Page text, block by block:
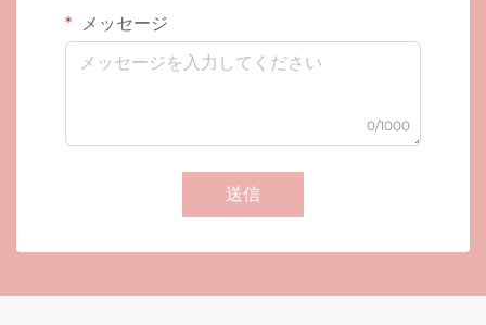
メッセージ
0/1000
送信